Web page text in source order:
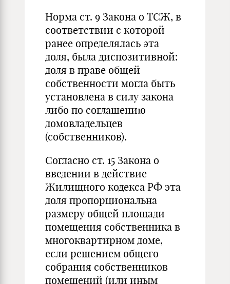
Норма ст. 9 Закона о ТСЖ, в
соответствии с которой
ранее определялась эта
доля, была диспозитивной:
доля в праве общей
собственности могла быть
установлена в силу закона
либо по соглашению
домовладельцев
(собственников).
Согласно ст. 15 Закона о
введении в действие
Жилищного кодекса РФ эта
доля пропорциональна
размеру общей площади
помещения собственника в
многоквартирном доме,
если решением общего
собрания собственников
помещений (или иным